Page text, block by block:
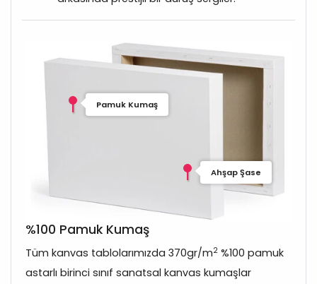
Pamuk Kumaş
Ahşap Şase
%100 Pamuk Kumaş
Tüm kanvas tablolarımızda 370gr/m2 %100 pamuk
astarlı birinci sınıf sanatsal kanvas kumaşlar